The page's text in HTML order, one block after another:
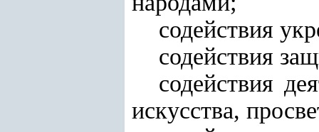
содействия
содействия
содействия
искусства,